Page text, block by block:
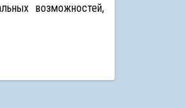
возможностей,